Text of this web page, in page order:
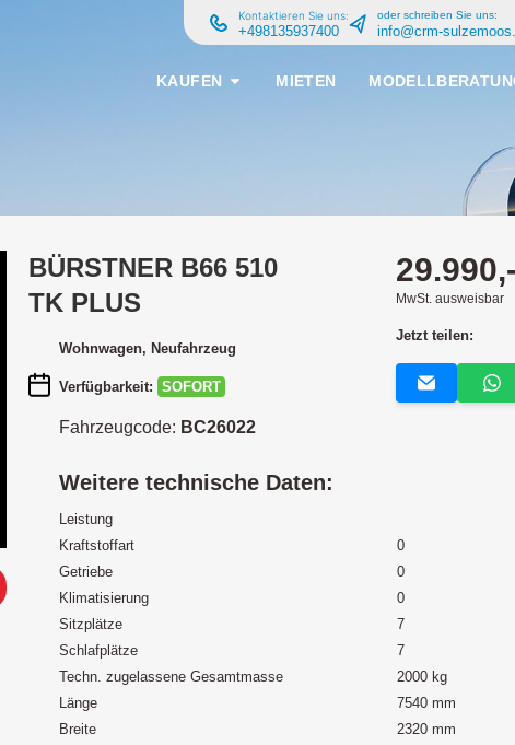
KAUFEN MIETEN
Kontaktieren Sie uns:
+498135937400
oder schreiben Sie uns:
info@crm-
BÜRSTNER B66 510
TK PLUS
Wohnwagen, Neufahrzeug
Verfügbarkeit: SOFORT
Fahrzeugcode: BC26022
MwSt. ausweisbar
Jetzt teilen:
Weitere technische Daten:
Leistung
Kraftstoffart
0
Getriebe
0
Klimatisierung
0
Sitzplätze
7
Schlafplätze
7
Techn. zugelassene Gesamtmasse
2000 kg
Länge
7540 mm
Breite
2320 mm